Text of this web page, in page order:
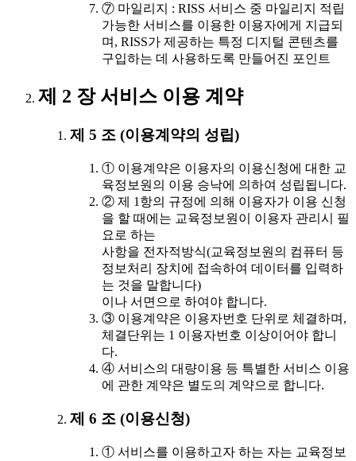
⑦ 마일리지 : RISS 서비스 중 마일리지 적립
가능한 서비스를 이용한 이용자에게 지급되
며, RISS가 제공하는 특정 디지털 콘텐츠를
구입하는 데 사용하도록 만들어진 포인트
제 2 장 서비스 이용 계약
제 5 조 (이용계약의 성립)
① 이용계약은 이용자의 이용신청에 대한 교
육정보원의 이용 승낙에 의하여 성립됩니다.
② 제 1항의 규정에 의해 이용자가 이용 신청
을 할 때에는 교육정보원이 이용자 관리시 필
요로 하는
사항을 전자적방식(교육정보원의 컴퓨터 등
정보처리 장치에 접속하여 데이터를 입력하
는 것을 말합니다)
이나 서면으로 하여야 합니다.
③ 이용계약은 이용자번호 단위로 체결하며,
체결단위는 1 이용자번호 이상이어야 합니
다.
④ 서비스의 대량이용 등 특별한 서비스 이용
에 관한 계약은 별도의 계약으로 합니다.
제 6 조 (이용신청)
① 서비스를 이용하고자 하는 자는 교육정보